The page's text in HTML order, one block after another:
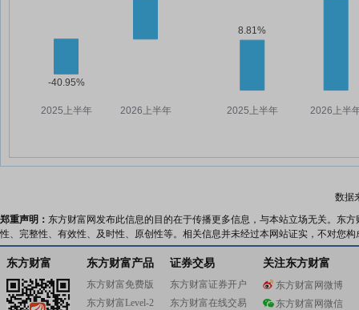
数据
郑重声明： 东方财富网发布此信息的目的在于传播更多信息，与本站立场无关。东
性、完整性、有效性、及时性、原创性等。相关信息并未经过本网站证实，不对您
东方财富 东方财富产品
东方财富免费版
东方财富Level-2
证券交易
东方财富证券开户
东方财富在线交易
关注东方财富
东方财富网微博
东方财富网微信